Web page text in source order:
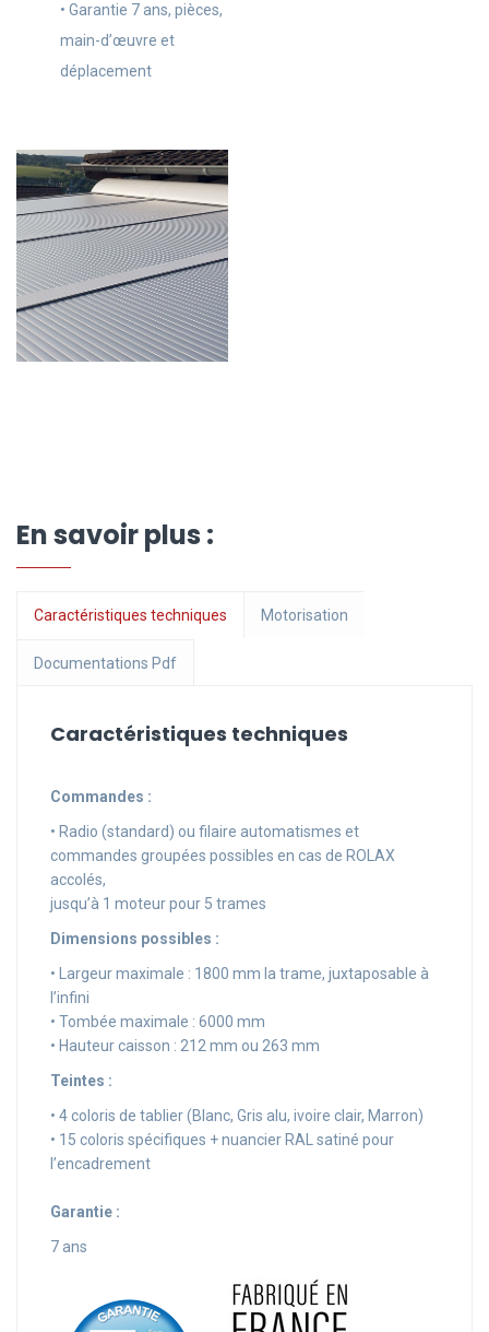
• Garantie 7 ans, pièces,
main-d’œuvre et
déplacement
En savoir plus :
Caractéristiques techniques Motorisation
Documentations Pdf
Caractéristiques techniques
Commandes :
• Radio (standard) ou filaire automatismes et
commandes groupées possibles en cas de ROLAX
accolés,
jusqu’à 1 moteur pour 5 trames
Dimensions possibles :
• Largeur maximale : 1800 mm la trame, juxtaposable à
l’infini
• Tombée maximale : 6000 mm
• Hauteur caisson : 212 mm ou 263 mm
Teintes :
• 4 coloris de tablier (Blanc, Gris alu, ivoire clair, Marron)
• 15 coloris spécifiques + nuancier RAL satiné pour
l’encadrement
Garantie :
7 ans